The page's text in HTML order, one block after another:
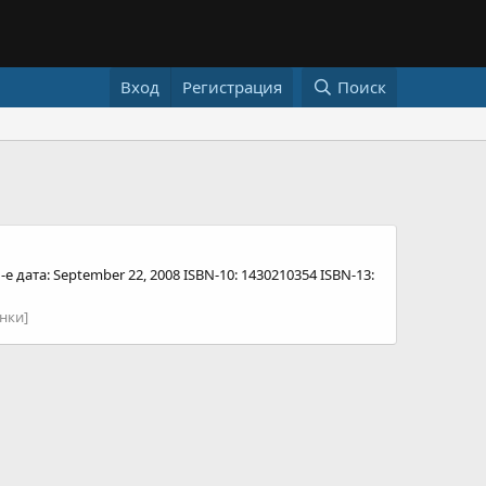
Вход Регистрация Поиск
September 22, 2008 ISBN-10: 1430210354 ISBN-13: